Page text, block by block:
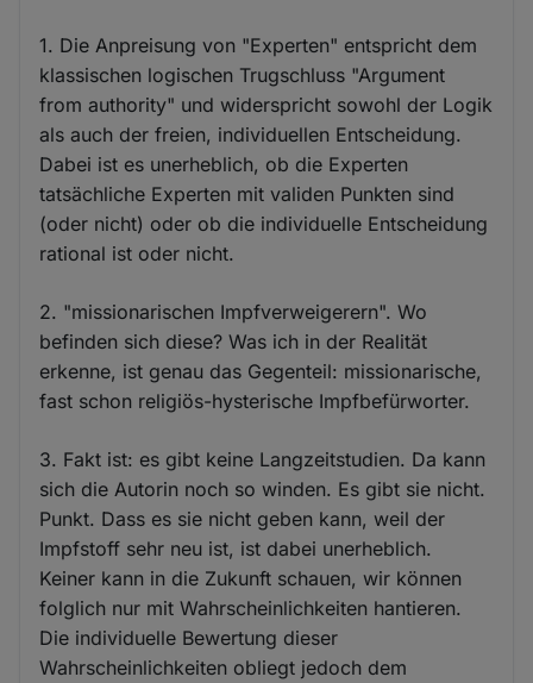
1. Die Anpreisung von "Experten" entspricht dem
klassischen logischen Trugschluss "Argument
from authority" und widerspricht sowohl der Logik
als auch der freien, individuellen Entscheidung.
Dabei ist es unerheblich, ob die Experten
tatsächliche Experten mit validen Punkten sind
(oder nicht) oder ob die individuelle Entscheidung
rational ist oder nicht.
2. "missionarischen Impfverweigerern". Wo
befinden sich diese? Was ich in der Realität
erkenne, ist genau das Gegenteil: missionarische,
fast schon religiös-hysterische Impfbefürworter.
3. Fakt ist: es gibt keine Langzeitstudien. Da kann
sich die Autorin noch so winden. Es gibt sie nicht.
Punkt. Dass es sie nicht geben kann, weil der
Impfstoff sehr neu ist, ist dabei unerheblich.
Keiner kann in die Zukunft schauen, wir können
folglich nur mit Wahrscheinlichkeiten hantieren.
Die individuelle Bewertung dieser
Wahrscheinlichkeiten obliegt jedoch dem